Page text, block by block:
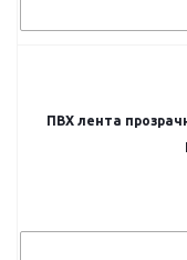
ПВХ лента